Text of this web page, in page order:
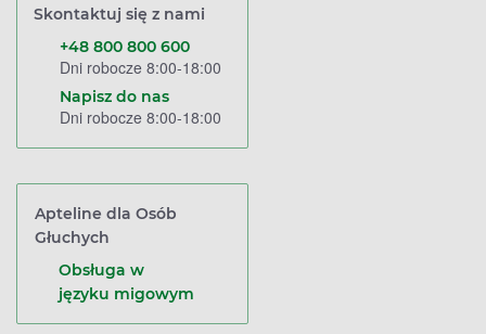
Skontaktuj się z nami
+48 800 800 600
Dni robocze 8:00-18:00
Napisz do nas
Dni robocze 8:00-18:00
Apteline dla Osób
Głuchych
Obsługa w
języku migowym